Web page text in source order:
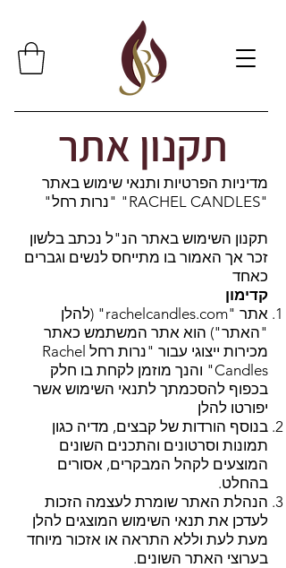
תקנון אתר
מדיניות הפרטיות ותנאי שימוש באתר
"RACHEL CANDLES" "נרות רחל"
תקנון השימוש באתר הנ"ל נכתב בלשון
זכר אך האמור בו מתייחס לנשים וגברים
כאחד
קדימון
אתר "rachelcandles.com" (להלן
"האתר") הוא אתר המשתמש כאתר
מכירות ייצוגי עבור "נרות רחל Rachel
Candles" והנך מוזמן לקחת בו חלק
בכפוף להסכמתך לתנאי השימוש אשר
יפורטו להלן
בנוסף הורדות של קבצים, מדיה כגון
תמונות וסרטונים והתכנים השונים
המוצעים לקהל המבקרים, אסורים
בהחלט.
הנהלת האתר שומרת לעצמה הזכות
לעדכן את תנאי השימוש המוצגים להלן
מעת לעת וללא התראה או אזכור מיוחד
בערוצי האתר השונים.